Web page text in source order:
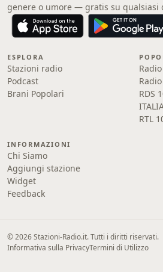
genere o umore — gratis su qualsiasi
ESPLORA
Stazioni radio
Podcast
Brani Popolari
RDS
RTL
INFORMAZIONI
Chi Siamo
Aggiungi stazione
Widget
Feedback
© 2026 Stazioni-Radio.it. Tutti i diritti riservati.
Informativa sulla PrivacyTermini di Utilizzo